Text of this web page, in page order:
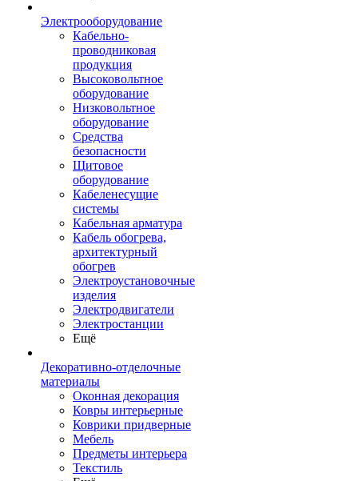
Электрооборудование
Кабельно-
проводниковая
продукция
Высоковольтное
оборудование
Низковольтное
оборудование
Средства
безопасности
Щитовое
оборудование
Кабеленесущие
системы
Кабельная арматура
Кабель обогрева,
архитектурный
обогрев
Электроустановочные
изделия
Электродвигатели
Электростанции
Ещё
Декоративно-отделочные
материалы
Оконная декорация
Ковры интерьерные
Коврики придверные
Мебель
Предметы интерьера
Текстиль